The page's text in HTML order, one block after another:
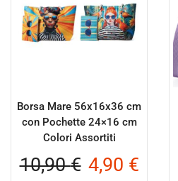
Borsa Mare 56x16x36 cm
con Pochette 24×16 cm
Colori Assortiti
10,90€ 4,90 €